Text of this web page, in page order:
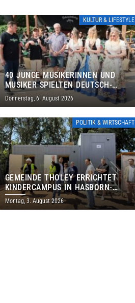
KULTUR & LIFESTYLE
40 JUNGE MUSIKERINNEN UND
MUSIKER SPIELTEN DEUTSCH-
BRASILIANISCHES PROGRAMM IN
THOLEY
Donnerstag, 6. August 2026
POLITIK & WIRTSCHAFT
GEMEINDE THOLEY ERRICHTET
KINDERCAMPUS IN HASBORN-
DAUTWEILER FÜR RUND 8,5 BIS 9
MILLIONEN EURO
Montag, 3. August 2026